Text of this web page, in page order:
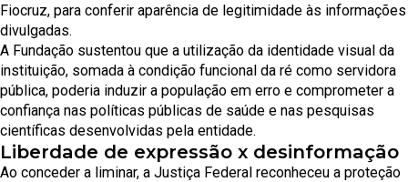
Fiocruz, para conferir aparência de legitimidade às informações
divulgadas.
A Fundação sustentou que a utilização da identidade visual da
instituição, somada à condição funcional da ré como servidora
pública, poderia induzir a população em erro e comprometer a
confiança nas políticas públicas de saúde e nas pesquisas
científicas desenvolvidas pela entidade.
Liberdade de expressão x desinformação
Ao conceder a liminar, a Justiça Federal reconheceu a proteção